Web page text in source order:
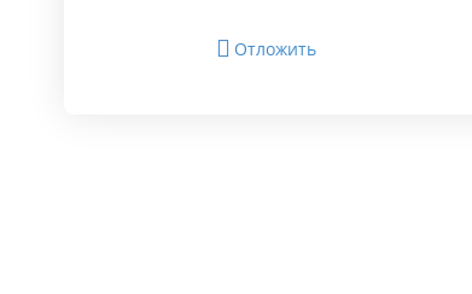
Отложить